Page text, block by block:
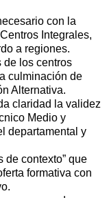
con la
Integrales,
a regiones.
de los centros
culminación de
Alternativa.
claridad la validez
Medio y
departamental y
de contexto” que
formativa con